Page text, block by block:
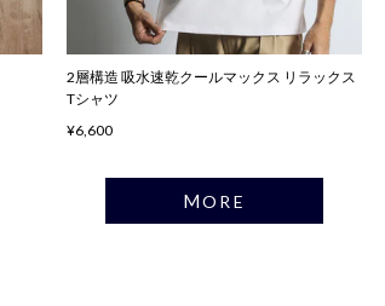
2層構造 吸水速乾クールマックス リラックス
Tシャツ
¥6,600
MORE